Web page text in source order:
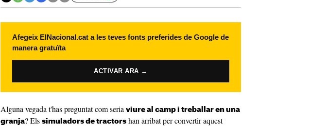
Afegeix ElNacional.cat a les teves fonts preferides de Google de
manera gratuïta
ACTIVAR ARA →
Alguna vegada t'has preguntat com seria viure al camp i treballar en una
granja? Els simuladors de tractors han arribat per convertir aquest